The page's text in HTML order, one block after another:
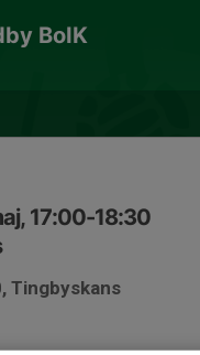
BoIK
17:00-18:30
Tingbyskans